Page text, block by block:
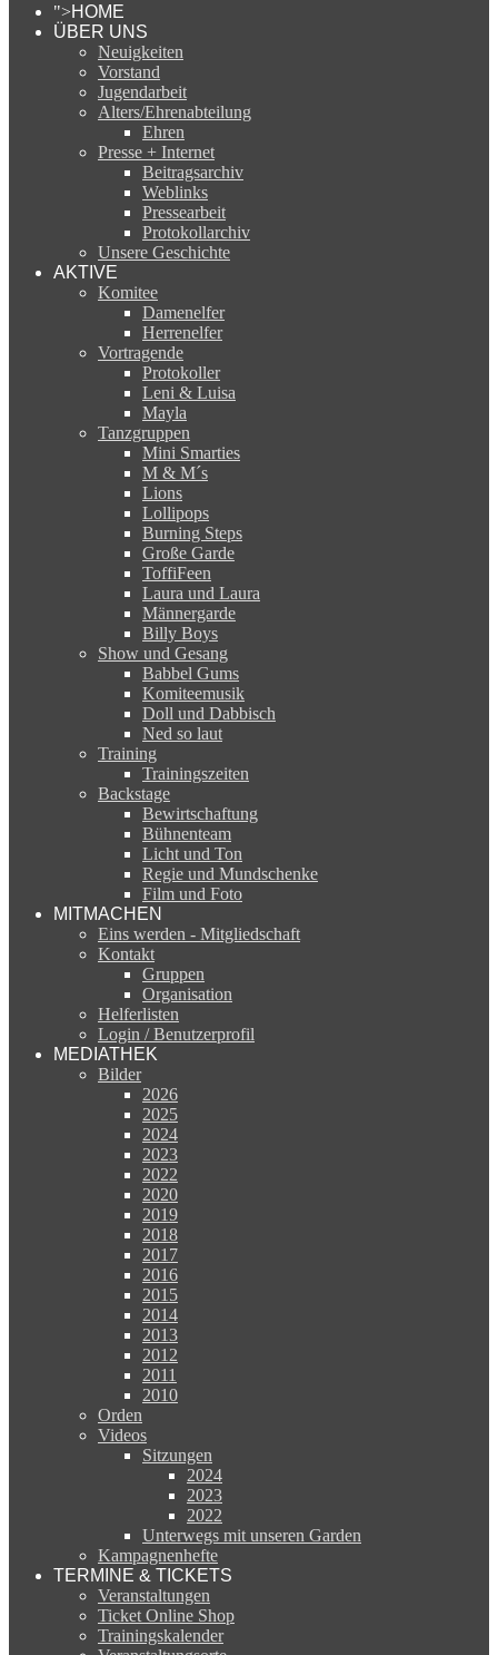
">HOME
ÜBER UNS
Neuigkeiten
Vorstand
Jugendarbeit
Alters/Ehrenabteilung
Ehren
Presse + Internet
Beitragsarchiv
Weblinks
Pressearbeit
Protokollarchiv
Unsere Geschichte
AKTIVE
Komitee
Damenelfer
Herrenelfer
Vortragende
Protokoller
Leni & Luisa
Mayla
Tanzgruppen
Mini Smarties
M & M´s
Lions
Lollipops
Burning Steps
Große Garde
ToffiFeen
Laura und Laura
Männergarde
Billy Boys
Show und Gesang
Babbel Gums
Komiteemusik
Doll und Dabbisch
Ned so laut
Training
Trainingszeiten
Backstage
Bewirtschaftung
Bühnenteam
Licht und Ton
Regie und Mundschenke
Film und Foto
MITMACHEN
Eins werden - Mitgliedschaft
Kontakt
Gruppen
Organisation
Helferlisten
Login / Benutzerprofil
MEDIATHEK
Bilder
2026
2025
2024
2023
2022
2020
2019
2018
2017
2016
2015
2014
2013
2012
2011
2010
Orden
Videos
Sitzungen
2024
2023
2022
Unterwegs mit unseren Garden
Kampagnenhefte
TERMINE & TICKETS
Veranstaltungen
Ticket Online Shop
Trainingskalender